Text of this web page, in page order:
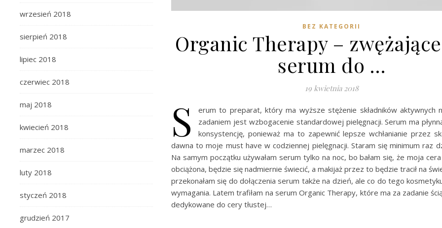
wrzesień 2018
sierpień 2018
lipiec 2018
czerwiec 2018
maj 2018
kwiecień 2018
marzec 2018
luty 2018
styczeń 2018
grudzień 2017
BEZ KATEGORII
Organic Therapy –
serum do …
19 kwietnia 2018
S
erum to preparat, który ma wyższe stężenie składników aktywnych
zadaniem jest wzbogacenie standardowej pielęgnacji. Serum ma
konsystencję, ponieważ ma to zapewnić lepsze wchłanianie przez
dawna to moje must have w codziennej pielęgnacji. Staram się minimum raz
Na samym początku używałam serum tylko na noc, bo bałam się, że moja
obciążona, będzie się nadmiernie świecić, a makijaż przez to będzie tracił na
przekonałam się do dołączenia serum także na dzień, ale co do tego
wymagania. Latem trafiłam na serum Organic Therapy, które ma za zadanie
dedykowane do cery tłustej…